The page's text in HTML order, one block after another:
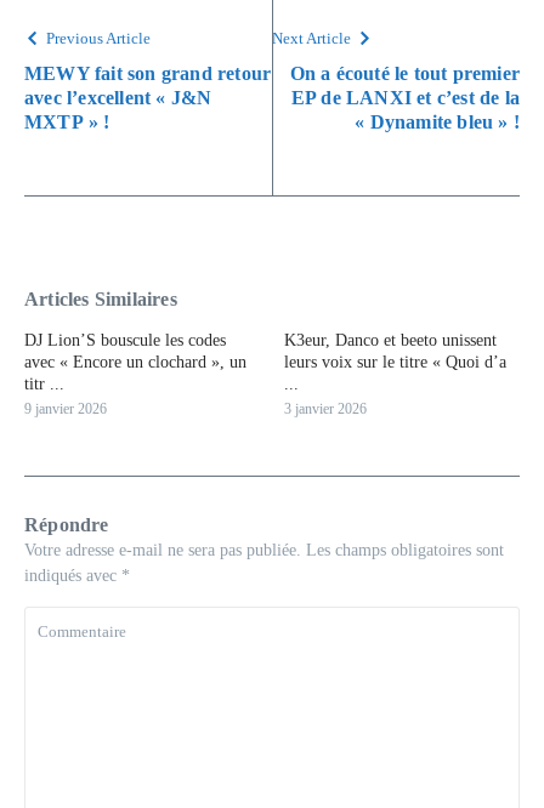
Previous Article
MEWY fait son grand retour
avec l’excellent « J&N
MXTP » !
Next Article
On a écouté le tout premier
EP de LANXI et c’est de la
« Dynamite bleu » !
Articles Similaires
DJ Lion’S bouscule les codes
avec « Encore un clochard », un
titr ...
9 janvier 2026
K3eur, Danco et beeto unissent
leurs voix sur le titre « Quoi d’a
3 janvier 2026
Répondre
Votre adresse e-mail ne sera pas publiée. Les champs obligatoires sont
indiqués avec *